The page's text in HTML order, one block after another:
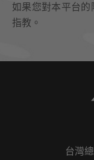
如果您對本平台
指教。
台灣